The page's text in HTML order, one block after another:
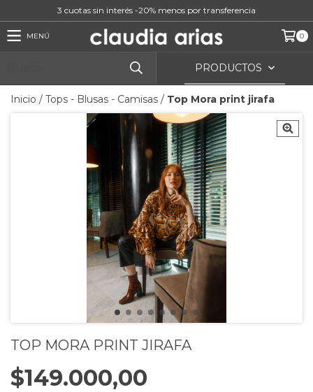
3 cuotas sin interés -20% menos por transferencia
MENÚ 0
PRODUCTOS
Inicio / Tops - Blusas - Camisas / Top Mora print jirafa
TOP MORA PRINT JIRAFA
$149.000,00